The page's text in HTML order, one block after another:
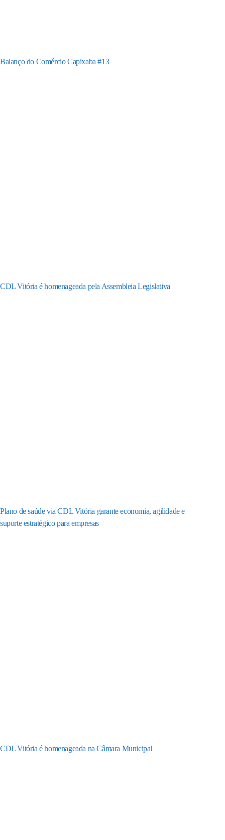
Balanço do Comércio Capixaba #13
CDL Vitória é homenageada pela Assembleia Legislativa
Plano de saúde via CDL Vitória garante economia, agilidade e
suporte estratégico para empresas
CDL Vitória é homenageada na Câmara Municipal